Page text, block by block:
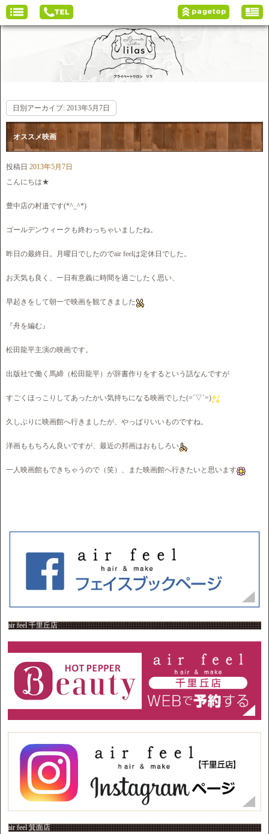
日別アーカイブ: 2013年5月7日
オススメ映画
投稿日 2013年5月7日
こんにちは★
豊中店の村邉です(*^_^*)
ゴールデンウィークも終わっちゃいましたね。
昨日の最終日。月曜日でしたのでair feelは定休日でした。
お天気も良く、一日有意義に時間を過ごしたく思い、
早起きをして朝一で映画を観てきました
『舟を編む』
松田龍平主演の映画です。
出版社で働く馬締（松田龍平）が辞書作りをするという話なんですが
すごくほっこりしてあったかい気持ちになる映画でした(=´▽`=)
久しぶりに映画館へ行きましたが、やっぱりいいものですね。
洋画ももちろん良いですが、最近の邦画はおもしろい
一人映画館もできちゃうので（笑）、また映画館へ行きたいと思います
air feel 千里丘店
air feel 箕面店